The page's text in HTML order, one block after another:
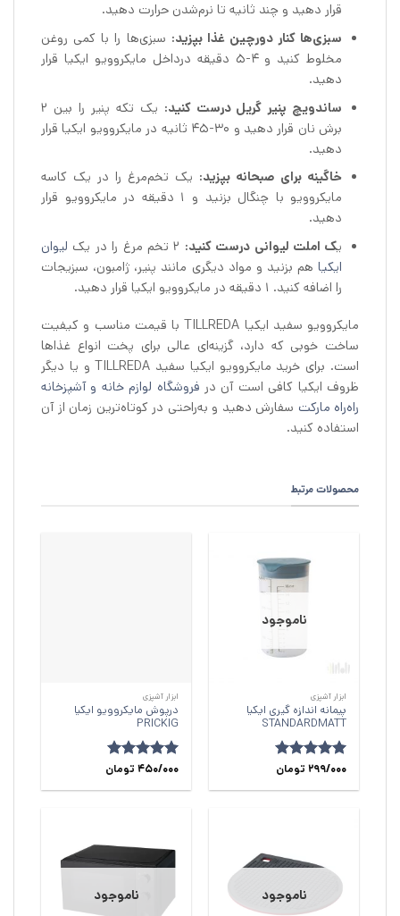
قرار دهید و چند ثانیه تا نرم‌شدن حرارت دهید.
سبزی‌ها کنار دورچین غذا بپزید: سبزی‌ها را با کمی روغن
مخلوط کنید و 4-5 دقیقه درداخل مایکروویو ایکیا قرار
دهید.
ساندویچ پنیر گریل درست کنید:
یک تکه پنیر را بین 2
برش نان قرار دهید و 30-45 ثانیه در مایکروویو ایکیا قرار
دهید.
خاگینه برای صبحانه بپزید: یک تخم‌مرغ را در یک کاسه
مایکروویو با چنگال بزنید و 1 دقیقه در مایکروویو قرار
دهید.
یک املت لیوانی درست کنید:
لیوان
ایکیاهم بزنید و مواد دیگری مانند پنیر، ژامبون، سبزیجات
را اضافه کنید. 1 دقیقه در مایکروویو ایکیا قرار دهید.
مایکروویو سفید ایکیا TILLREDA با قیمت مناسب و کیفیت
ساخت خوبی که دارد، گزینه‌ای عالی برای پخت انواع غذاها
است. برای خرید مایکروویو ایکیا سفید TILLREDA و یا دیگر
ظروف ایکیا کافی است آن در فروشگاه لوازم خانه و آشپزخانه
راه‌راه مارکت سفارش دهید و به‌راحتی در کوتاه‌ترین زمان از آن
استفاده کنید.
محصولات مرتبط
ناموجود
ابزار آشپزی
پیمانه اندازه گیری ایکیا
STANDARDMATT
امتیاز 5از 299/000 تومان
ابزار آشپزی
درپوش مایکروویو ایکیا
PRICKIG
امتیاز5از 450/000 تومان
ناموجود ناموجود